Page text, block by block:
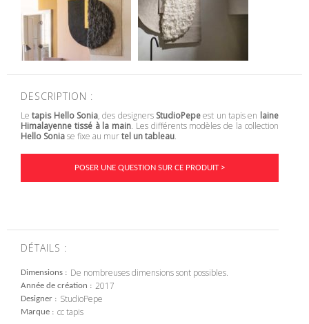
DESCRIPTION :
Letapis Hello Sonia, des designers StudioPepeest un tapis en laine
Himalayenne tissé à la main. Les différents modèles de la collection
Hello Soniase fixe au murtel un tableau.
POSER UNE QUESTION SUR CE PRODUIT >
DÉTAILS :
Dimensions De nombreuses dimensions sont possibles.
Année de création 2017
Designer StudioPepe
Marque cc tapis